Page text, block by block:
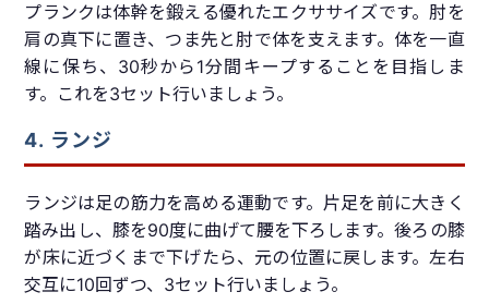
プランクは体幹を鍛える優れたエクササイズです。肘を
肩の真下に置き、つま先と肘で体を支えます。体を一直
線に保ち、30秒から1分間キープすることを目指しま
す。これを3セット行いましょう。
4. ランジ
ランジは足の筋力を高める運動です。片足を前に大きく
踏み出し、膝を90度に曲げて腰を下ろします。後ろの膝
が床に近づくまで下げたら、元の位置に戻します。左右
交互に10回ずつ、3セット行いましょう。